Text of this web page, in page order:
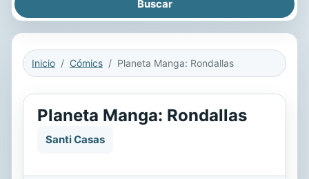
Inicio Cómics Planeta Manga: Rondallas
Planeta Manga: Rondallas
Santi Casas